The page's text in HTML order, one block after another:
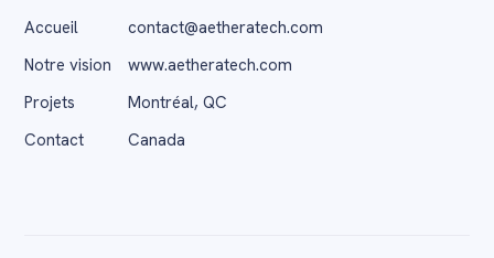
Accueil
Notre vision
Projets
Contact
contact@aetheratech.com
www.aetheratech.com
Montréal, QC
Canada